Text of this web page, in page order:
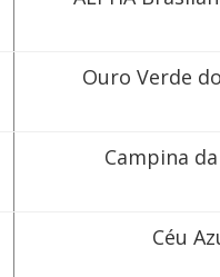
Ouro Verde
Campina
Céu